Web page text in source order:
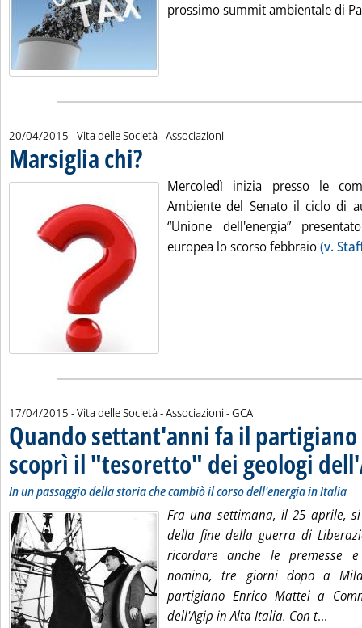
prossimo summit ambientale di
20/04/2015 - Vita delle Società - Associazioni
Marsiglia chi?. Pubblicata lunedì 20 aprile 2015 alle 13.1.
Mercoledì inizia presso le
Ambiente del Senato il ciclo di
“Unione dell'energia”
europea lo scorso febbraio(v.
17/04/2015 - Vita delle Società - Associazioni -di:
GCA
Quando settant'anni fa il
scoprì il "tesoretto" dei geologi
In un passaggio della storia che cambiò il corso dell'energia in Italia
Fra una settimana, il 25 aprile,
della fine della guerra di
ricordare anche le premesse
nomina, tre giorni dopo a
partigiano Enrico Mattei a
dell'Agip in Alta Italia. Con t...